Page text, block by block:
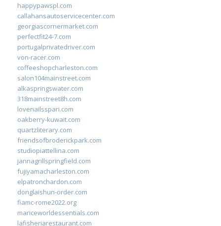
happypawspl.com
callahansautoservicecenter.com
georgiascornermarket.com
perfectfit24-7.com
portugalprivatedriver.com
von-racer.com
coffeeshopcharleston.com
salon104mainstreet.com
alkaspringswater.com
318mainstreet8h.com
lovenailsspari.com
oakberry-kuwait.com
quartzliterary.com
friendsofbroderickpark.com
studiopiattellina.com
jannagrillspringfield.com
fujiyamacharleston.com
elpatronchardon.com
donglaishun-order.com
fiamc-rome2022.org
mariceworldessentials.com
lafisheriarestaurant.com